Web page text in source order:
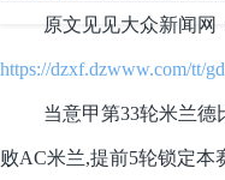
原文见见大众新闻网
https://dzxf.dzwww.com/tt/
当意甲第33轮米兰德
败AC米兰,提前5轮锁定本